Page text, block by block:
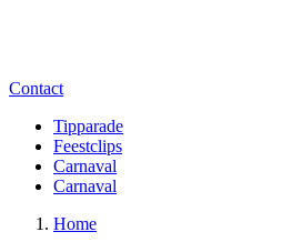
Contact
Tipparade
Feestclips
Carnaval
Carnaval
Home